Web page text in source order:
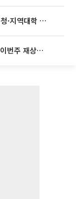
형 입시 연계 '착수'
최태원·노소영 '9440억 분할' 판결, 이번주 재상고 여부 주목